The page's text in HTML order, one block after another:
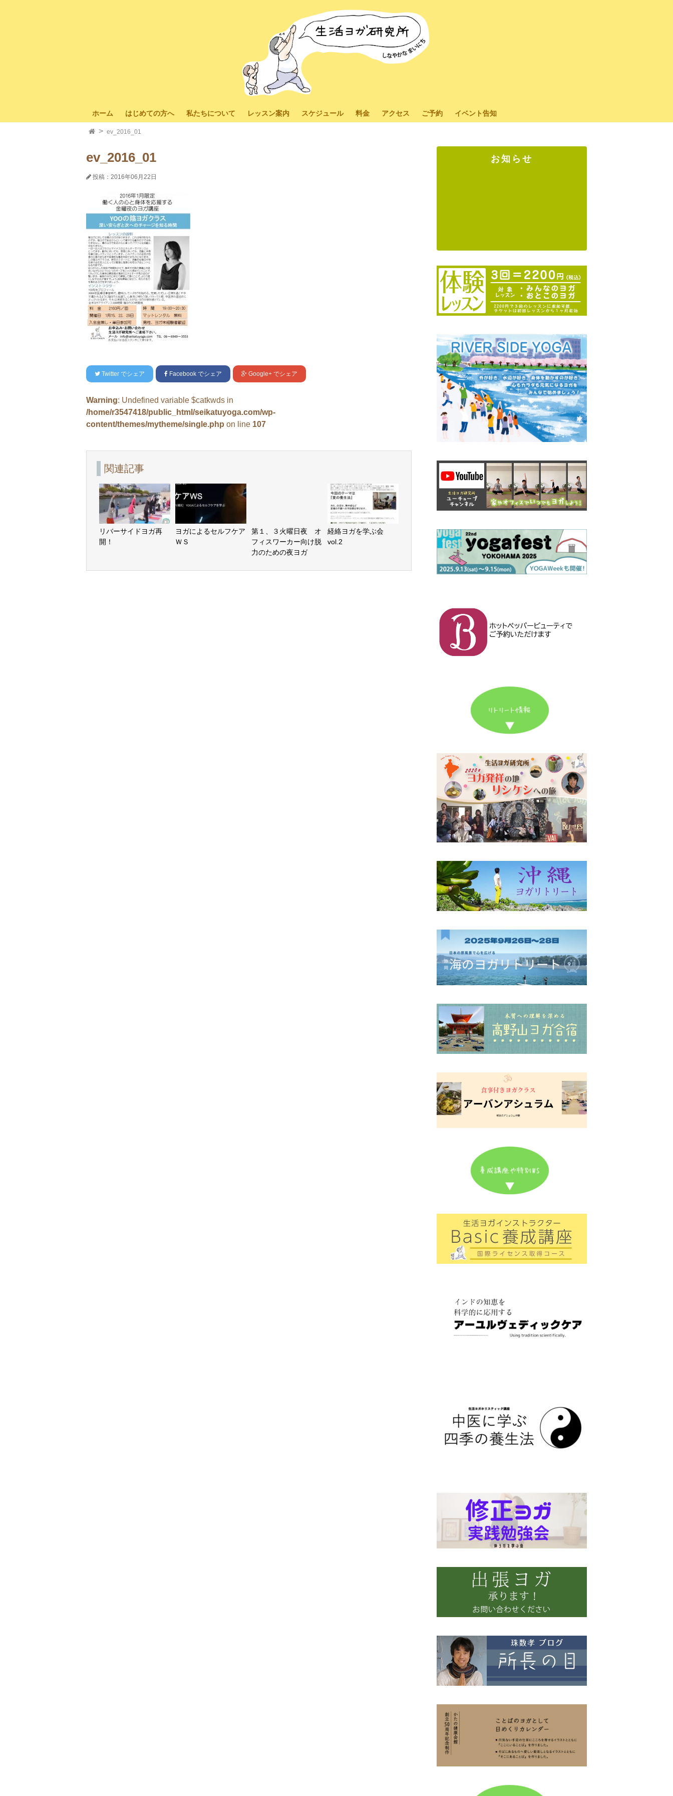
ホーム はじめての方へ 私たちについて レッスン案内 スケジュール 料金 アクセス ご予約 イベント告知
ev_2016_01
ev_2016_01
投稿：2016年06月22日
Twitter でシェア Facebook でシェア Google+ でシェア
Warning: Undefined variable $catkwds in
/home/r3547418/public_html/seikatuyoga.com/wp-
content/themes/mytheme/single.php on line 107
関連記事
リバーサイドヨガ再
開！
ヨガによるセルフケア
ＷＳ
第１、３火曜日夜 オ
フィスワーカー向け脱
力のための夜ヨガ
経絡ヨガを学ぶ会
vol.2
お知らせ